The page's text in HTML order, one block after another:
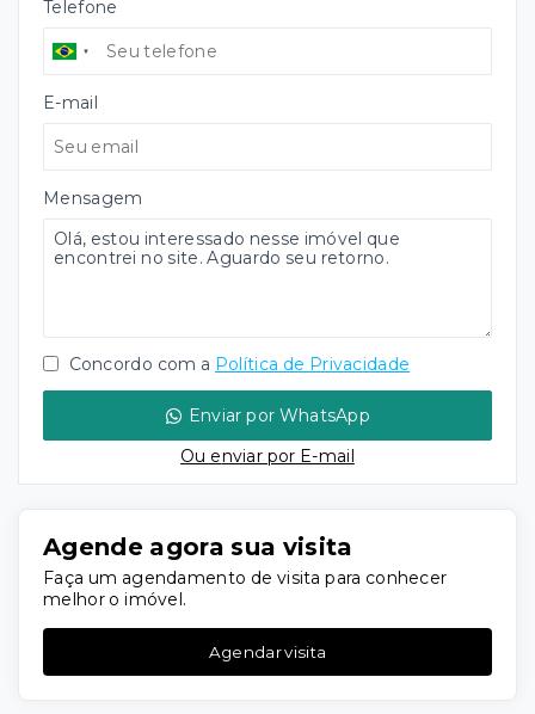
Telefone
E-mail
Mensagem
Concordo com a Política de Privacidade
Enviar por WhatsApp
Ou enviar por E-mail
Agende agora sua visita
Faça um agendamento de visita para conhecer
melhor o imóvel.
Agendar visita